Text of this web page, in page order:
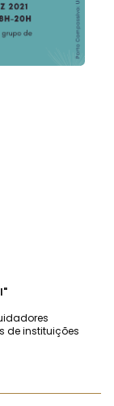
de instituições